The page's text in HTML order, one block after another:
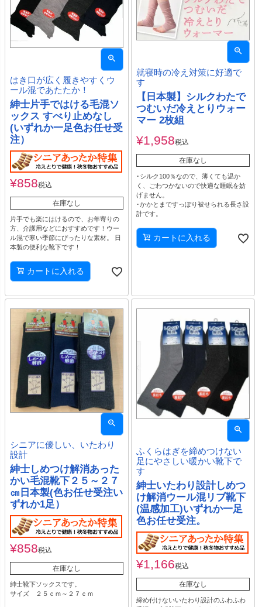
はき口が広く履きやすくウ
ール混であたたか！
紳士片手ではける毛混ソ
ックス すべり止めなし
(いずれか一足色お任せ受
注）
¥858税込
在庫なし
片手でも楽にはけるので、お年寄りの
方、介護用などにおすすめです！ウー
ル混で寒い季節にぴったりな素材。 日
本製の便利な靴下です！
カートに入れる
就寝時の冷え対策に好適で
す
【日本製】シルクわたで
つむいだ冷えとりウォー
マー 2枚組
¥1,958税込
在庫なし
･シルク100％なので、薄くても温か
く、ごわつかないので快適な睡眠を妨
げません。
･かかとまですっぽり被せられる長さ設
計です。
カートに入れる
シニアに優しい、いたわり
設計
紳士しめつけ解消あった
かい毛混靴下２５～２７
㎝日本製(色お任せ受注い
ずれか1足）
¥858税込
在庫なし
紳士靴下ソックスです。
サイズ ２５ｃｍ～２７ｃｍ
ふくらはぎを締めつけない
足にやさしい暖かい靴下で
す
紳士いたわり設計しめつ
け解消ウール混リブ靴下
(温感加工)いずれか一足
色お任せ受注。
¥1,166税込
在庫なし
締め付けないいたわり設計のふわふわ